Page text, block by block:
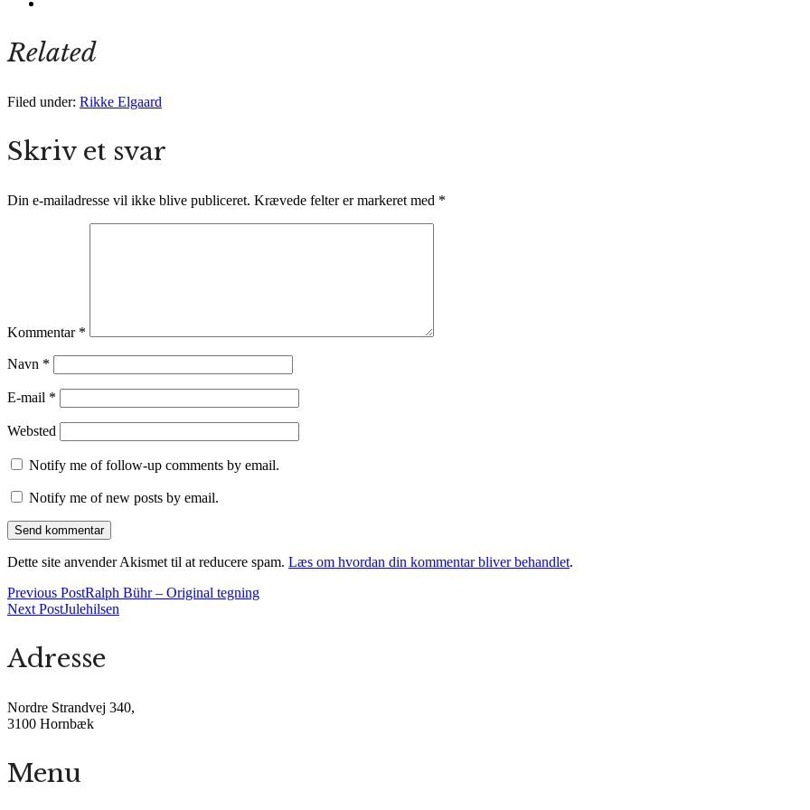
Related
Filed under: Rikke Elgaard
Skriv et svar
Din e-mailadresse vil ikke blive publiceret. Krævede felter er markeret med *
Kommentar *
Navn *
E-mail *
Websted
Notify me of follow-up comments by email.
Notify me of new posts by email.
Dette site anvender Akismet til at reducere spam. Læs om hvordan din kommentar bliver behandlet.
Previous PostRalph Bühr – Original tegning
Next PostJulehilsen
Adresse
Nordre Strandvej 340,
3100 Hornbæk
Menu